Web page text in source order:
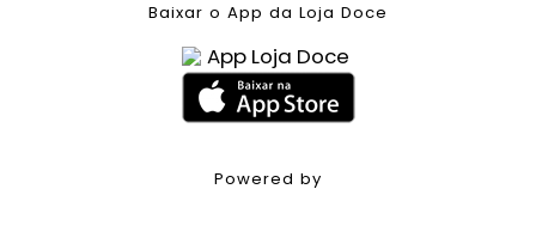
Baixar o App da Loja Doce
Powered by